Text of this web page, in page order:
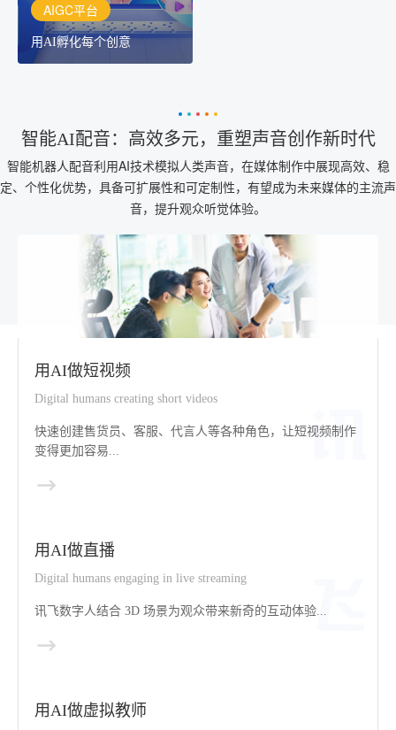
AIGC平台
用AI孵化每个创意
智能AI配音：高效多元，重塑声音创作新时代
智能机器人配音利用AI技术模拟人类声音，在媒体制作中展现高效、稳
定、个性化优势，具备可扩展性和可定制性，有望成为未来媒体的主流声
音，提升观众听觉体验。
用AI做短视频
Digital humans creating short videos
快速创建售货员、客服、代言人等各种角色，让短视频制作
变得更加容易...
用AI做直播
Digital humans engaging in live streaming
讯飞数字人结合 3D 场景为观众带来新奇的互动体验...
用AI做虚拟教师